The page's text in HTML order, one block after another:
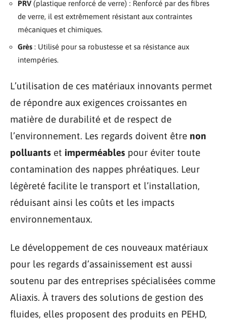
PRV (plastique renforcé de verre) : Renforcé par des fibres
de verre, il est extrêmement résistant aux contraintes
mécaniques et chimiques.
Grès : Utilisé pour sa robustesse et sa résistance aux
intempéries.
L’utilisation de ces matériaux innovants permet
de répondre aux exigences croissantes en
matière de durabilité et de respect de
l’environnement. Les regards doivent être non
polluants et imperméables pour éviter toute
contamination des nappes phréatiques. Leur
légèreté facilite le transport et l’installation,
réduisant ainsi les coûts et les impacts
environnementaux.
Le développement de ces nouveaux matériaux
pour les regards d’assainissement est aussi
soutenu par des entreprises spécialisées comme
Aliaxis. À travers des solutions de gestion des
fluides, elles proposent des produits en PEHD,